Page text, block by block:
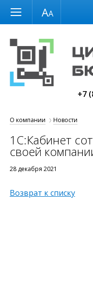
Размер шрифта
+7
О компании Новости
1С:Кабинет
своей
28 декабря 2021
Возврат к списку